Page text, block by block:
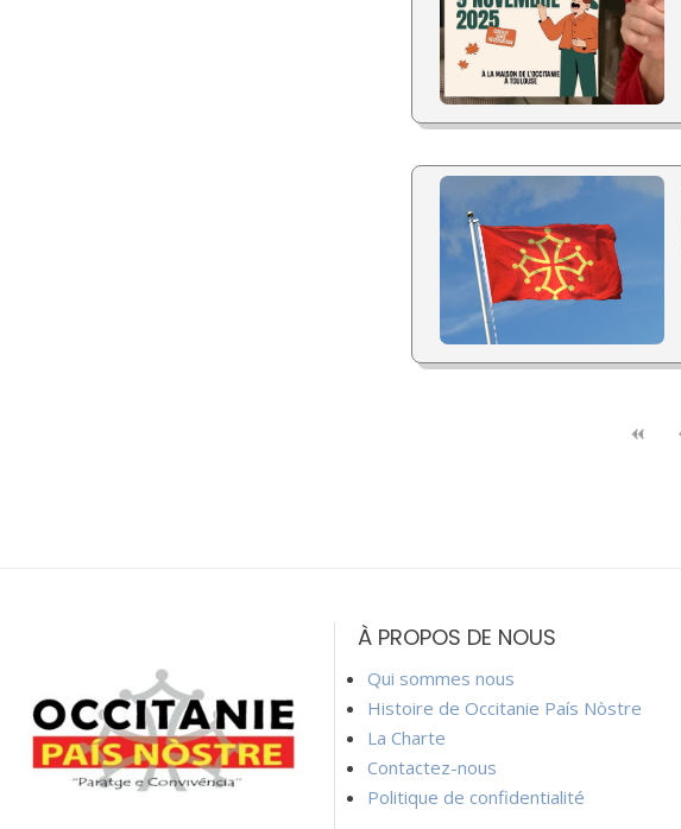
À PROPOS DE NOUS
Qui sommes nous
Histoire de Occitanie País Nòstre
La Charte
Contactez-nous
Politique de confidentialité